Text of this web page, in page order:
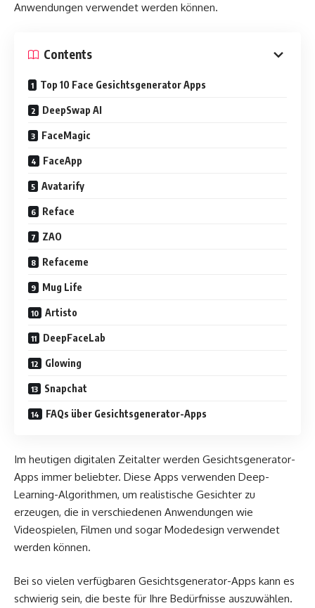
Anwendungen verwendet werden können.
Contents
Top 10 Face Gesichtsgenerator Apps
DeepSwap AI
FaceMagic
FaceApp
Avatarify
Reface
ZAO
Refaceme
Mug Life
Artisto
DeepFaceLab
Glowing
Snapchat
FAQs über Gesichtsgenerator-Apps
Im heutigen digitalen Zeitalter werden Gesichtsgenerator-
Apps immer beliebter. Diese Apps verwenden Deep-
Learning-Algorithmen, um realistische Gesichter zu
erzeugen, die in verschiedenen Anwendungen wie
Videospielen, Filmen und sogar Modedesign verwendet
werden können.
Bei so vielen verfügbaren Gesichtsgenerator-Apps kann es
schwierig sein, die beste für Ihre Bedürfnisse auszuwählen.